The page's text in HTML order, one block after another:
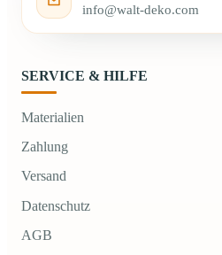
info@walt-deko.com
SERVICE & HILFE
Materialien
Zahlung
Versand
Datenschutz
AGB